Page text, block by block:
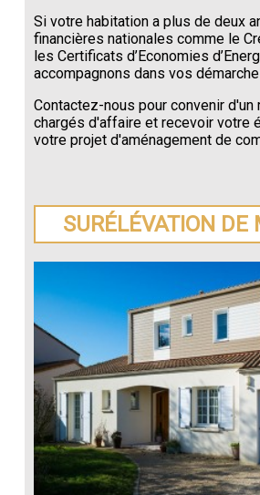
Si votre habitation a plus de deux
financières nationales comme le
les Certificats d’Economies
accompagnons dans vos
Contactez-nous pour convenir
chargés d'affaire et recevoir votre
votre projet d'aménagement de
SURÉLÉVATION DE